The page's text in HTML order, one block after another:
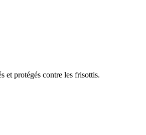
et protégés contre les frisottis.